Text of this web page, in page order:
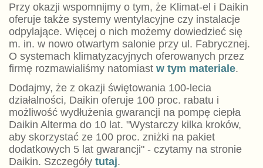
Przy okazji wspomnijmy o tym, że Klimat-el i Daikin
oferuje także systemy wentylacyjne czy instalacje
odpylające. Więcej o nich możemy dowiedzieć się
m. in. w nowo otwartym salonie przy ul. Fabrycznej.
O systemach klimatyzacyjnych oferowanych przez
firmę rozmawialiśmy natomiast w tym materiale.
Dodajmy, że z okazji świętowania 100-lecia
działalności, Daikin oferuje 100 proc. rabatu i
możliwość wydłużenia gwarancji na pompę ciepła
Daikin Alterma do 10 lat. "Wystarczy kilka kroków,
aby skorzystać ze 100 proc. zniżki na pakiet
dodatkowych 5 lat gwarancji" - czytamy na stronie
Daikin. Szczegóły tutaj.